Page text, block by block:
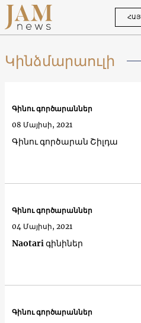
Կինձմարաուլի
Գինու գործարան Շիլդա
Գինու գործարաններ
08 Մայիսի, 2021
Naotari գինիներ
Գինու գործարաններ
04 Մայիսի, 2021
Գինու գործարաններ